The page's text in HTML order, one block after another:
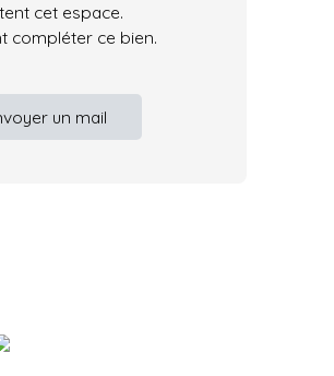
cet espace.
compléter ce bien.
un mail